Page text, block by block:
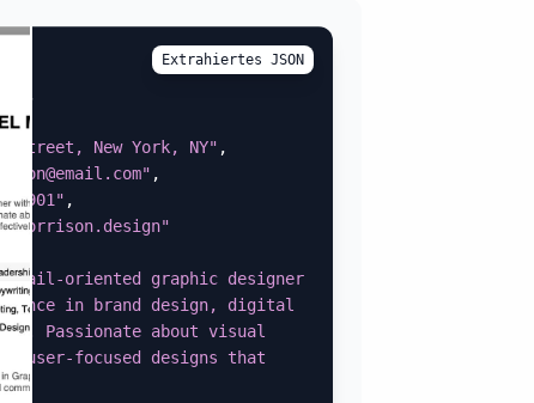
,
{
Street, New York, NY" ,
,
8901" ,
oriented graphic designer
in brand design, digital
Passionate about visual
user-focused designs that
Extrahiertes JSON